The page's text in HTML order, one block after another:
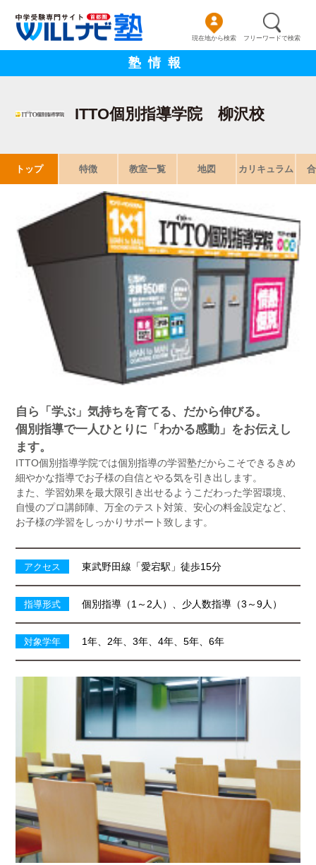
現在地から検索 フリーワードで検索
塾情報
ITTO個別指導学院 柳沢校
トップ 特徴 教室一覧 地図 カリキュラム
自ら「学ぶ」気持ちを育てる、だから伸びる。
個別指導で一人ひとりに「わかる感動」をお伝えし
ます。
ITTO個別指導学院では個別指導の学習塾だからこそできるきめ
細やかな指導でお子様の自信とやる気を引き出します。
また、学習効果を最大限引き出せるようこだわった学習環境、
自慢のプロ講師陣、万全のテスト対策、安心の料金設定など、
お子様の学習をしっかりサポート致します。
アクセス 東武野田線「愛宕駅」徒歩15分
指導形式 個別指導（1～2人）、少人数指導（3～9人）
対象学年 1年、2年、3年、4年、5年、6年